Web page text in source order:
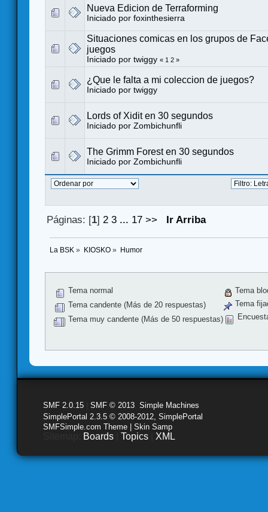
Nueva Edicion de Terraforming
Iniciado por foxinthesierra
Situaciones comicas en los grupos de
juegos
Iniciado por twiggy « 1 2 »
¿Que le falta a mi coleccion de juegos?
Iniciado por twiggy
Lords of Xidit en 30 segundos
Iniciado por Zombichunfli
The Grimm Forest en 30 segundos
Iniciado por Zombichunfli
Páginas: [1] 2 3 ... 17 >> Ir Arriba
La BSK » KIOSKO» Humor
Tema normal
Tema candente (Más de 20 respuestas)
Tema muy candente (Más de 50 respuestas)
Tema
Tema
SMF 2.0.15 SMF © 2013 Simple Machines
SimplePortal 2.3.5 © 2008-2012, SimplePortal
SMFSimple.com Theme | Skin Samp
Boards Topics XML